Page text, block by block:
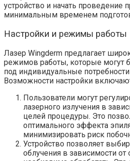
устройство и начать проведение
минимальным временем
Настройки и режимы работы
Лазер Wingderm предлагает
режимов работы, которые могут
под индивидуальные
Возможности настройки
Пользователи могут
лазерного излучения в
целей процедуры. Это
оптимального эффекта
минимизировать риск
Устройство позволяет
облучения в зависимости от